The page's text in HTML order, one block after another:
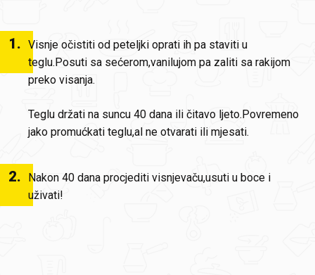
1. Visnje očistiti od peteljki oprati ih pa staviti u
teglu.Posuti sa sećerom,vanilujom pa zaliti sa rakijom
preko visanja.
Teglu držati na suncu 40 dana ili čitavo ljeto.Povremeno
jako promućkati teglu,al ne otvarati ili mjesati.
2.
Nakon 40 dana procjediti visnjevaču,usuti u boce i
uživati!